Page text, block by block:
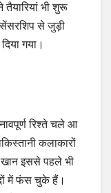
भी शुरू
से जुड़ी
गया।
रिश्ते चले आ
कलाकारों
खान इससे पहले भी
में फंस चुके हैं।